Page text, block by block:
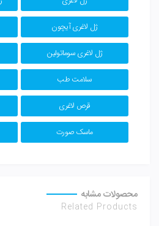
ژل لاغری آیچون
ژل لاغری سوماتولین
سلامت طب
قرص لاغری
ماسک صورت
محصولات مشابه
Related Products